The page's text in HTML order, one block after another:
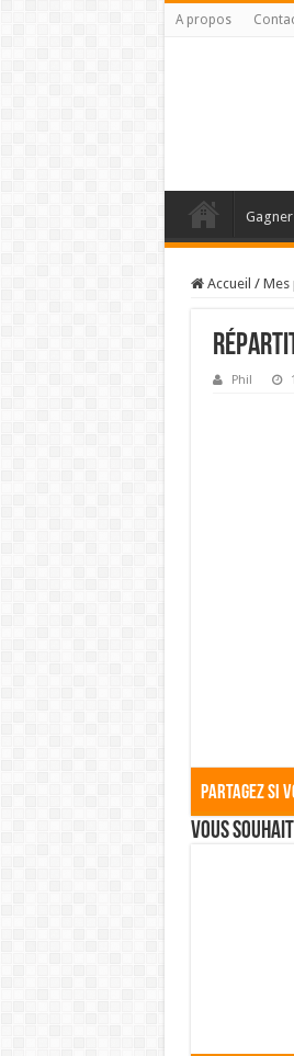
A propos
Accueil / Mes
Phil
Partagez si
Vous